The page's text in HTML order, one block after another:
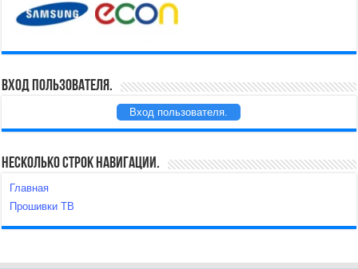
Вход пользователя.
Вход пользователя.
Несколько строк навигации.
Главная
Прошивки ТВ